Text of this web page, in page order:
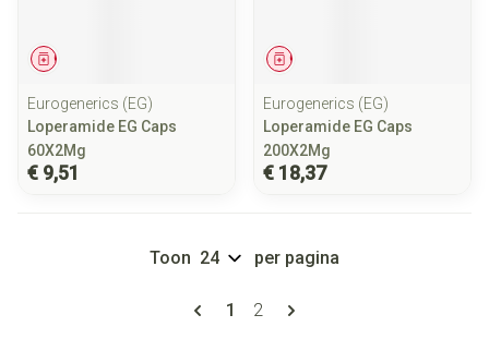
Geneesmiddel
Eurogenerics (EG)
Loperamide EG Caps
60X2Mg
€ 9,51
Geneesmiddel
Eurogenerics (EG)
Loperamide EG Caps
200X2Mg
€ 18,37
Pagina's
U lees momenteel pagina
1 Pagina
2
Toon per pagina